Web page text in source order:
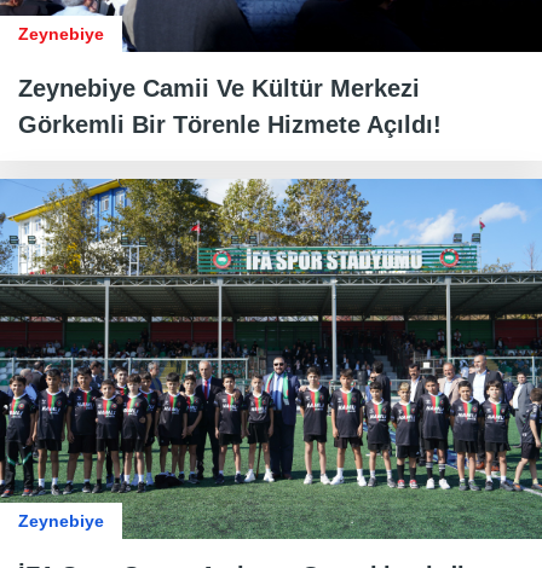
Zeynebiye
Zeynebiye Camii Ve Kültür Merkezi
Görkemli Bir Törenle Hizmete Açıldı!
Zeynebiye